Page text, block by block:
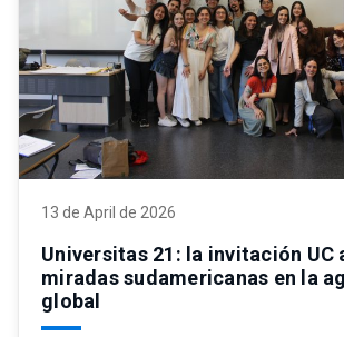
13 de April de 2026
Universitas 21: la invitación UC
miradas sudamericanas en la
global